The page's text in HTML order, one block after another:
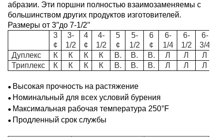
абразии. Эти поршни полностью взаимозаменяемы с
большинством других продуктов изготовителей.
Размеры от 3′′до 7-1/2′′
3
¢
3-
1/2
4
¢
4-
1/2
5
¢
5-
1/2
6
¢
6-
1/4
6-
1/2
6-
3/4
Дуплекс
К К К К В. В. В. Л Л
Л
Триплекс
К К К К В. В. В. Л Л Л
● Высокая прочность на растяжение
● Номинальный для всех условий бурения
● Максимальная рабочая температура 250°F
● Продленный срок службы